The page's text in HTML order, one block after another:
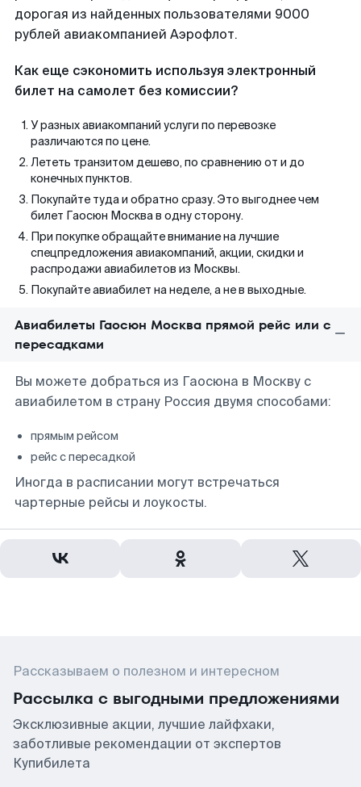
дорогая из найденных пользователями 9000
рублей авиакомпанией Аэрофлот.
Как еще сэкономить используя электронный
билет на самолет без комиссии?
У разных авиакомпаний услуги по перевозке
различаются по цене.
Лететь транзитом дешево, по сравнению от и до
конечных пунктов.
Покупайте туда и обратно сразу. Это выгоднее чем
билет Гаосюн Москва в одну сторону.
При покупке обращайте внимание на лучшие
спецпредложения авиакомпаний, акции, скидки и
распродажи авиабилетов из Москвы.
Покупайте авиабилет на неделе, а не в выходные.
Авиабилеты Гаосюн Москва прямой рейс или с
пересадками
Вы можете добраться из Гаосюна в Москву с
авиабилетом в страну Россия двумя способами:
прямым рейсом
рейс с пересадкой
Иногда в расписании могут встречаться
чартерные рейсы и лоукосты.
Рассказываем о полезном и интересном
Рассылка с выгодными предложениями
Эксклюзивные акции, лучшие лайфхаки,
заботливые рекомендации от экспертов
Купибилета